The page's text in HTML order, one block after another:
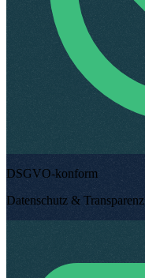
DSGVO-konform
Datenschutz & Transparenz